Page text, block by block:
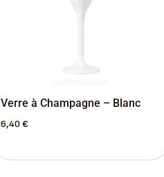
Verre à Champagne – Blanc
6,40€